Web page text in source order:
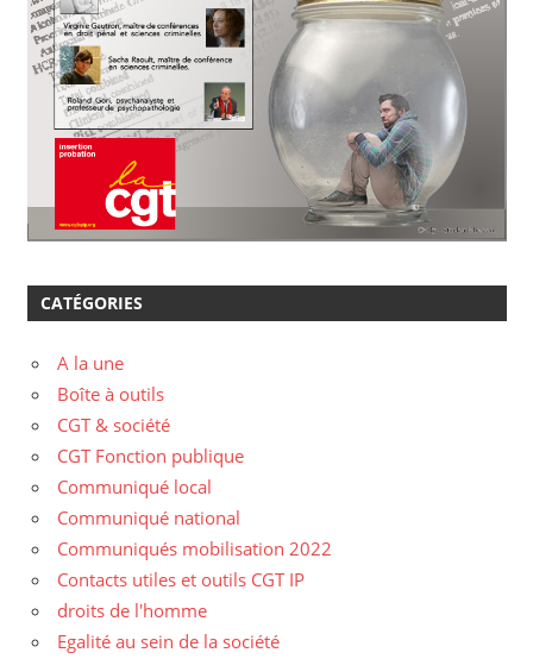
CATÉGORIES
A la une
Boîte à outils
CGT & société
CGT Fonction publique
Communiqué local
Communiqué national
Communiqués mobilisation 2022
Contacts utiles et outils CGT IP
droits de l'homme
Egalité au sein de la société